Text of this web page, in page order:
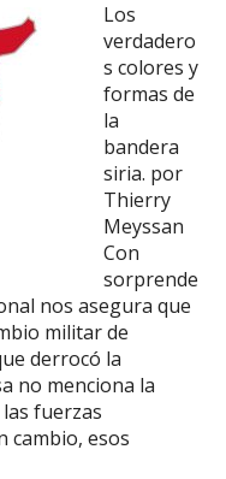
Los
verdadero
s colores y
formas de
la
bandera
siria. por
Thierry
Meyssan
Con
sorprende
nos asegura que
militar de
derrocó la
no menciona la
fuerzas
cambio, esos